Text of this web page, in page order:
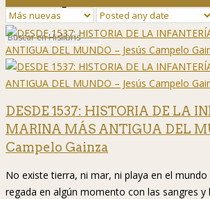
Foro
DESDE 1537: HISTORIA DE LA
MARINA MÁS ANTIGUA DEL
Campelo Gainza
No existe tierra, ni mar, ni playa en el
regada en algún momento con las sangres y